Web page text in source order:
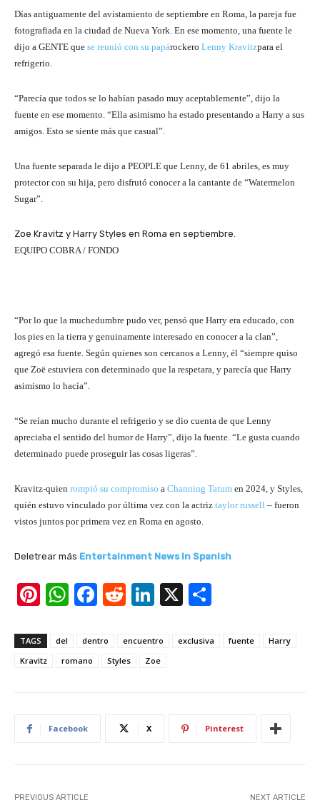
Días antiguamente del avistamiento de septiembre en Roma, la pareja fue
fotografiada en la ciudad de Nueva York. En ese momento, una fuente le
dijo a GENTE que se reunió con su papárockero Lenny Kravitzpara el
refrigerio.
“Parecía que todos se lo habían pasado muy aceptablemente”, dijo la
fuente en ese momento. “Ella asimismo ha estado presentando a Harry a sus
amigos. Esto se siente más que casual”.
Una fuente separada le dijo a PEOPLE que Lenny, de 61 abriles, es muy
protector con su hija, pero disfrutó conocer a la cantante de “Watermelon
Sugar”.
Zoe Kravitz y Harry Styles en Roma en septiembre.
EQUIPO COBRA / FONDO
“Por lo que la muchedumbre pudo ver, pensó que Harry era educado, con
los pies en la tierra y genuinamente interesado en conocer a la clan”,
agregó esa fuente. Según quienes son cercanos a Lenny, él “siempre quiso
que Zoë estuviera con determinado que la respetara, y parecía que Harry
asimismo lo hacía”.
“Se reían mucho durante el refrigerio y se dio cuenta de que Lenny
apreciaba el sentido del humor de Harry”, dijo la fuente. “Le gusta cuando
determinado puede proseguir las cosas ligeras”.
Kravitz-quien rompió su compromiso a Channing Tatum en 2024, y Styles,
quién estuvo vinculado por última vez con la actriz taylor russell – fueron
vistos juntos por primera vez en Roma en agosto.
Deletrear más Entertainment News in Spanish
Pi
er
e
W
at
s
p
F
c
e
R
d
di
Li
k
e
X
ar
TAGS del dentro encuentro exclusiva fuente
Harry
Kravitz
romano Styles Zoe
Facebook X Pinterest
PREVIOUS ARTICLE NEXT ARTICLE